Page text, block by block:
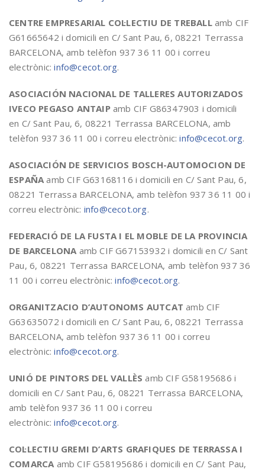
CENTRE EMPRESARIAL COL·LECTIU DE TREBALLamb CIF
G61665642 i domicili en C/ Sant Pau, 6, 08221 Terrassa
BARCELONA, amb telèfon 937 36 11 00 i correu
electrònic:info@cecot.org.
ASOCIACIÓN NACIONAL DE TALLERES AUTORIZADOS
IVECO PEGASO ANTAIPamb CIF G86347903 i domicili
en C/ Sant Pau, 6, 08221 Terrassa BARCELONA, amb
telèfon 937 36 11 00 i correu electrònic:info@cecot.org.
ASOCIACIÓN DE SERVICIOS BOSCH-AUTOMOCION DE
ESPAÑA amb CIF G63168116 i domicili en C/ Sant Pau, 6,
08221 Terrassa BARCELONA, amb telèfon 937 36 11 00 i
correu electrònic: info@cecot.org.
FEDERACIÓ DE LA FUSTA I EL MOBLE DE LA PROVINCIA
DE BARCELONA amb CIF G67153932 i domicili en C/ Sant
Pau, 6, 08221 Terrassa BARCELONA, amb telèfon 937 36
11 00 i correu electrònic:info@cecot.org.
ORGANITZACIO D’AUTONOMS AUTCAT amb CIF
G63635072 i domicili en C/ Sant Pau, 6, 08221 Terrassa
BARCELONA, amb telèfon 937 36 11 00 i correu
electrònic:info@cecot.org.
UNIÓ DE PINTORS DEL VALLÈS amb CIF G58195686 i
domicili en C/ Sant Pau, 6, 08221 Terrassa BARCELONA,
amb telèfon 937 36 11 00 i correu
electrònic:info@cecot.org.
COL·LECTIU GREMI D’ARTS GRAFIQUES DE TERRASSA I
COMARCA amb CIF G58195686 i domicili en C/ Sant Pau,